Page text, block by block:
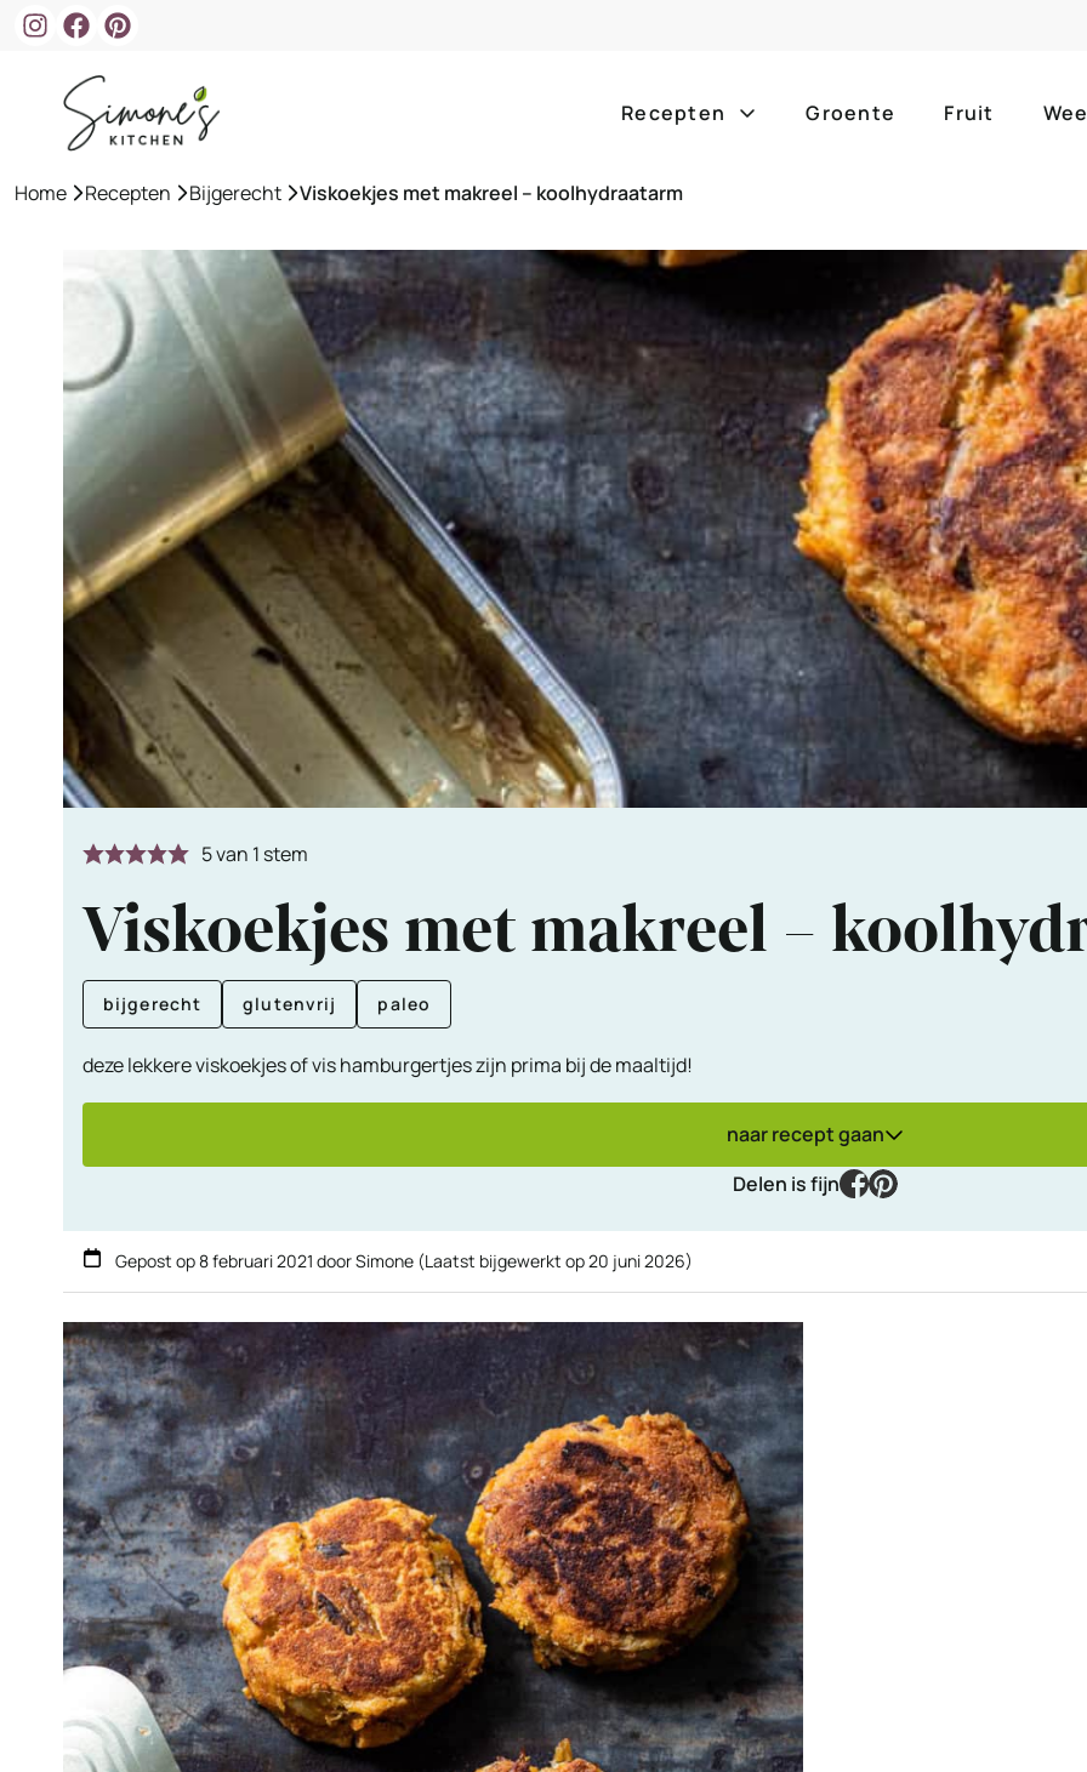
Recepten
bijgerechten
lunch hoofdgerechten
borrelhapjes desserts
voorgerechten drankjes
alle
alle
zomer
slow
Groente Fruit
Home »Recepten »Bijgerecht »Viskoekjes met makreel – koolhydraatarm
5van 1 stem
Viskoekjes met makreel –
bijgerecht glutenvrij paleo
deze lekkere viskoekjes of vis hamburgertjes zijn prima bij de maaltijd!
naar recept gaan
Delen is fijn
facebook
pinterest
Gepost op8 februari 2021 doorSimone (Laatst bijgewerkt op20 juni 2026)